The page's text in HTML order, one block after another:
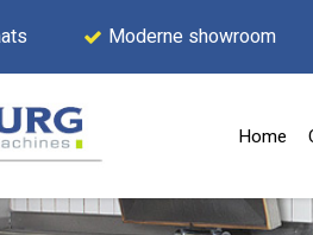
Moderne showroom
Home